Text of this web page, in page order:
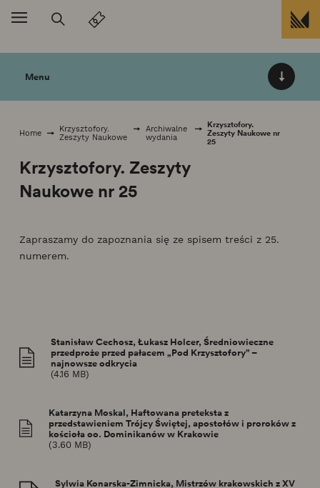
Przejdź do treści
Menu
Home
Krzysztofory.
Zeszyty Naukowe
Archiwalne
wydania
Krzysztofory.
Zeszyty Naukowe nr
25
Krzysztofory. Zeszyty
Naukowe nr 25
Zapraszamy do zapoznania się ze spisem treści z 25.
numerem.
Stanisław Cechosz, Łukasz Holcer, Średniowieczne
przedproże przed pałacem „Pod Krzysztofory” –
najnowsze odkrycia
(4.16 MB)
Katarzyna Moskal, Haftowana preteksta z
przedstawieniem Trójcy Świętej, apostołów i proroków z
kościoła oo. Dominikanów w Krakowie
(3.60 MB)
Sylwia Konarska-Zimnicka, Mistrzów krakowskich z XV